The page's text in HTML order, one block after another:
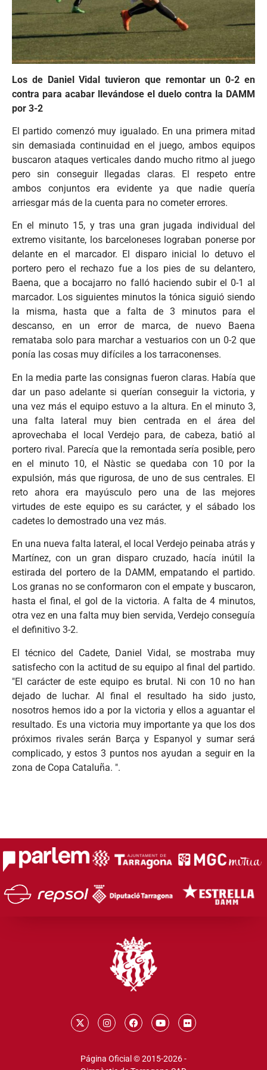
Los de Daniel Vidal tuvieron que remontar un 0-2 en
contra para acabar llevándose el duelo contra la DAMM
por 3-2
El partido comenzó muy igualado. En una primera mitad
sin demasiada continuidad en el juego, ambos equipos
buscaron ataques verticales dando mucho ritmo al juego
pero sin conseguir llegadas claras. El respeto entre
ambos conjuntos era evidente ya que nadie quería
arriesgar más de la cuenta para no cometer errores.
En el minuto 15, y tras una gran jugada individual del
extremo visitante, los barceloneses lograban ponerse por
delante en el marcador. El disparo inicial lo detuvo el
portero pero el rechazo fue a los pies de su delantero,
Baena, que a bocajarro no falló haciendo subir el 0-1 al
marcador. Los siguientes minutos la tónica siguió siendo
la misma, hasta que a falta de 3 minutos para el
descanso, en un error de marca, de nuevo Baena
remataba solo para marchar a vestuarios con un 0-2 que
ponía las cosas muy difíciles a los tarraconenses.
En la media parte las consignas fueron claras. Había que
dar un paso adelante si querían conseguir la victoria, y
una vez más el equipo estuvo a la altura. En el minuto 3,
una falta lateral muy bien centrada en el área del
aprovechaba el local Verdejo para, de cabeza, batió al
portero rival. Parecía que la remontada sería posible, pero
en el minuto 10, el Nàstic se quedaba con 10 por la
expulsión, más que rigurosa, de uno de sus centrales. El
reto ahora era mayúsculo pero una de las mejores
virtudes de este equipo es su carácter, y el sábado los
cadetes lo demostrado una vez más.
En una nueva falta lateral, el local Verdejo peinaba atrás y
Martínez, con un gran disparo cruzado, hacía inútil la
estirada del portero de la DAMM, empatando el partido.
Los granas no se conformaron con el empate y buscaron,
hasta el final, el gol de la victoria. A falta de 4 minutos,
otra vez en una falta muy bien servida, Verdejo conseguía
el definitivo 3-2.
El técnico del Cadete, Daniel Vidal, se mostraba muy
satisfecho con la actitud de su equipo al final del partido.
"El carácter de este equipo es brutal. Ni con 10 no han
dejado de luchar. Al final el resultado ha sido justo,
nosotros hemos ido a por la victoria y ellos a aguantar el
resultado. Es una victoria muy importante ya que los dos
próximos rivales serán Barça y Espanyol y sumar será
complicado, y estos 3 puntos nos ayudan a seguir en la
zona de Copa Cataluña. ".
Página Oficial © 2015-2026 -